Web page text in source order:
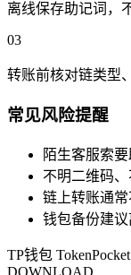
离线保存助记词，
03
转账前核对链类型
常见风险提醒
陌生客服索
不明二维码
链上转账通常
钱包备份建议
TP钱包 TokenPocket
DOWNLOAD